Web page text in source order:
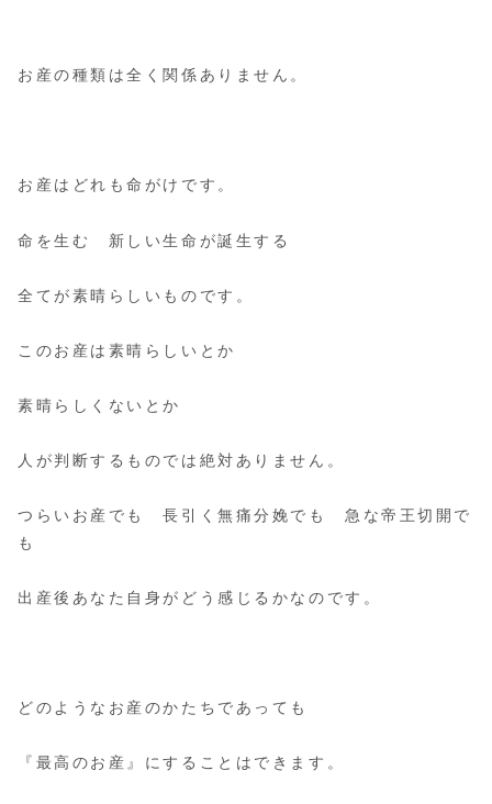
お産の種類は全く関係ありません。
お産はどれも命がけです。
命を生む 新しい生命が誕生する
全てが素晴らしいものです。
このお産は素晴らしいとか
素晴らしくないとか
人が判断するものでは絶対ありません。
つらいお産でも 長引く無痛分娩でも 急な帝王切開で
も
出産後あなた自身がどう感じるかなのです。
どのようなお産のかたちであっても
『最高のお産』にすることはできます。